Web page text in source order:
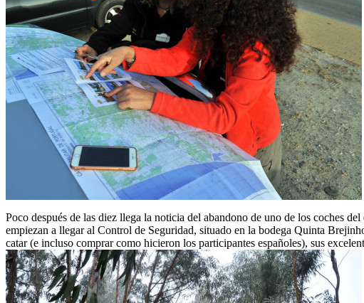
Poco después de las diez llega la noticia del abandono de uno de los coches
empiezan a llegar al Control de Seguridad, situado en la bodega Quinta
catar (e incluso comprar como hicieron los participantes españoles), sus